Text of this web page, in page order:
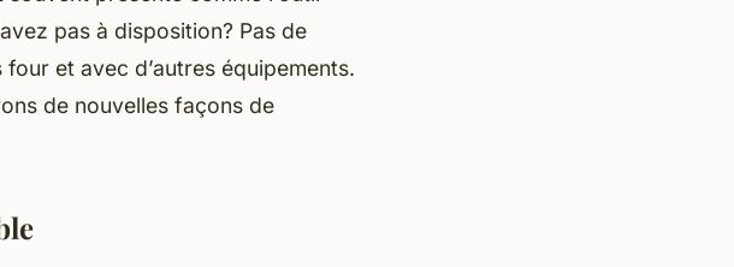
pas à disposition? Pas de
et avec d’autres équipements.
de nouvelles façons de